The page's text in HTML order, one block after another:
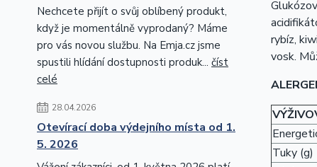
Nechcete přijít o svůj oblíbený produkt,
když je momentálně vyprodaný? Máme
pro vás novou službu. Na Emja.cz jsme
spustili hlídání dostupnosti produk... číst
celé
28.04.2026
Otevírací doba výdejního místa od 1.
5. 2026
rybíz,
vosk.
Tuky (g)